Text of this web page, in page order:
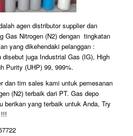
agen distributor supplier dan
Gas Nitrogen (N2) dengan tingkatan
yang dikehendaki pelanggan :
disebut juga Industrial Gas (IG), High
Purity (UHP) 99, 999%.
dan tim sales kami untuk pemesanan
(N2) terbaik dari PT. Gas depo
berikan yang terbaik untuk Anda, Try